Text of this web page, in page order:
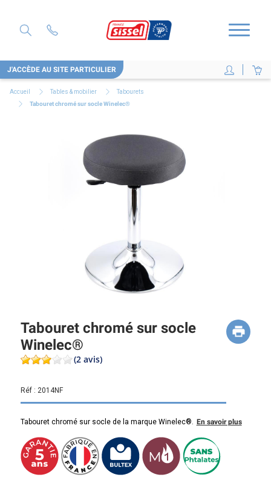
J'ACCÈDE AU SITE PARTICULIER
Accueil Tables & mobilier
Tabourets
Tabouret chromé sur socle Winelec®
Tabouret chromé sur socle
Winelec®
(2 avis)
Réf : 2014NF
Tabouret chromé sur socle de la marque Winelec®. En savoir plus